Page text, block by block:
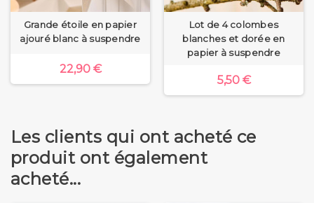
Grande étoile en papier
ajouré blanc à suspendre
22,90 €
Lot de 4 colombes
blanches et dorée en
papier à suspendre
5,50 €
Les clients qui ont acheté ce
produit ont également
acheté...